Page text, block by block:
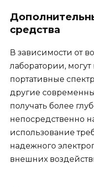
средства
В зависимости от
лаборатории, могут
портативные
другие
получать более
непосредственно
использование
надежного
внешних